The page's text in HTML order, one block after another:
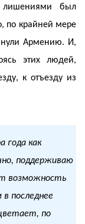
лишениями был
по крайней мере
Армению. И,
этих людей,
к отъезду из
года как
поддерживаю
возможность
последнее
по